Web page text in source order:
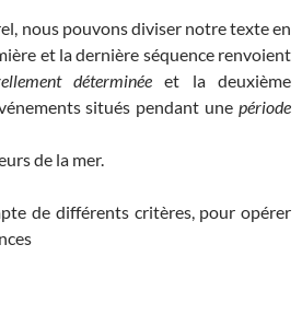
nous pouvons diviser notre texte en
et la dernière séquence renvoient
déterminée et la deuxième
situés pendant une période
de la mer.
de différents critères, pour opérer